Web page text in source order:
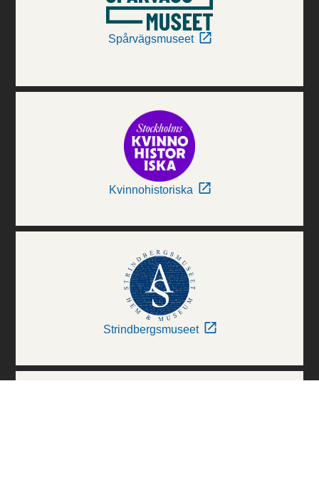
Spårvägsmuseet
Kvinnohistoriska
Strindbergsmuseet